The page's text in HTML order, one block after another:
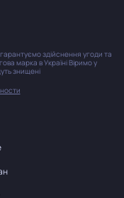
здійснення угоди та
марка в Україні Віримо у
знищені